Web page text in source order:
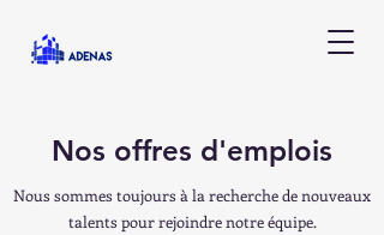
Nos offres d'emplois
Nous sommes toujours à la recherche de nouveaux
talents pour rejoindre notre équipe.